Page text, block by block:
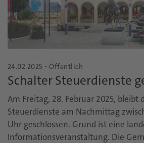
24.02.2025 - Öffentlich
Schalter Steuerdienste
Am Freitag, 28. Februar 2025, bleibt
Steuerdienste am Nachmittag
Uhr geschlossen. Grund ist eine
Informationsveranstaltung. Die